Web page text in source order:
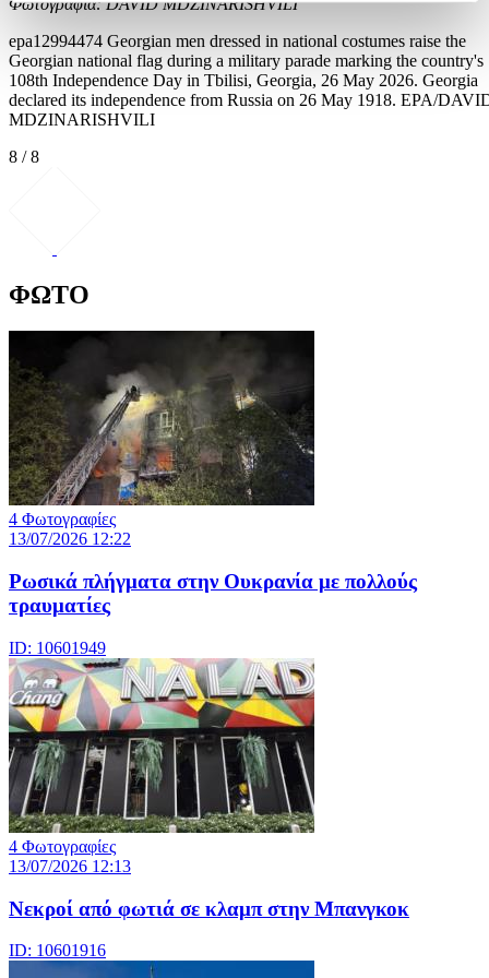
epa12994474 Georgian men dressed in national costumes raise the
Georgian national flag during a military parade marking the country's
108th Independence Day in Tbilisi, Georgia, 26 May 2026. Georgia
declared its independence from Russia on 26 May 1918. EPA/
MDZINARISHVILI
8 / 8
ΦΩΤΟ
4 Φωτογραφίες
13/07/2026 12:22
Ρωσικά πλήγματα στην Ουκρανία με πολλούς
τραυματίες
ID: 10601949
4 Φωτογραφίες
13/07/2026 12:13
Νεκροί από φωτιά σε κλαμπ στην Μπανγκοκ
ID: 10601916